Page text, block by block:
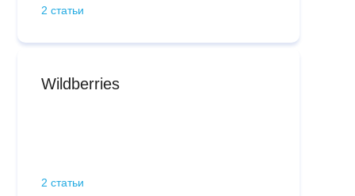
2 статьи
Wildberries
2 статьи